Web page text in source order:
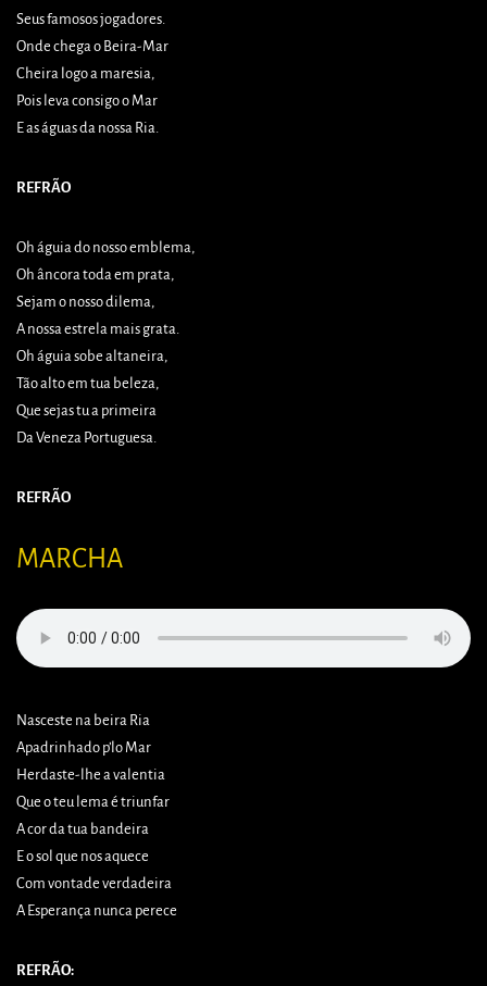
Seus famosos jogadores.
Onde chega o Beira-Mar
Cheira logo a maresia,
Pois leva consigo o Mar
E as águas da nossa Ria.
REFRÃO
Oh águia do nosso emblema,
Oh âncora toda em prata,
Sejam o nosso dilema,
A nossa estrela mais grata.
Oh águia sobe altaneira,
Tão alto em tua beleza,
Que sejas tu a primeira
Da Veneza Portuguesa.
REFRÃO
MARCHA
Nasceste na beira Ria
Apadrinhado p’lo Mar
Herdaste-lhe a valentia
Que o teu lema é triunfar
A cor da tua bandeira
E o sol que nos aquece
Com vontade verdadeira
A Esperança nunca perece
REFRÃO: